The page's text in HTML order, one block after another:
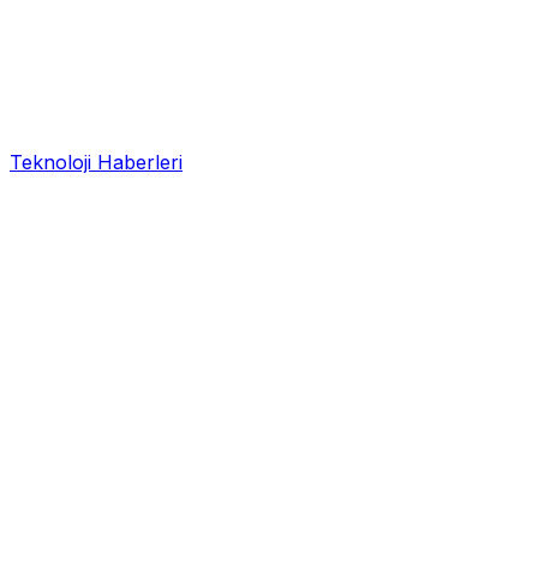
Teknoloji Haberleri